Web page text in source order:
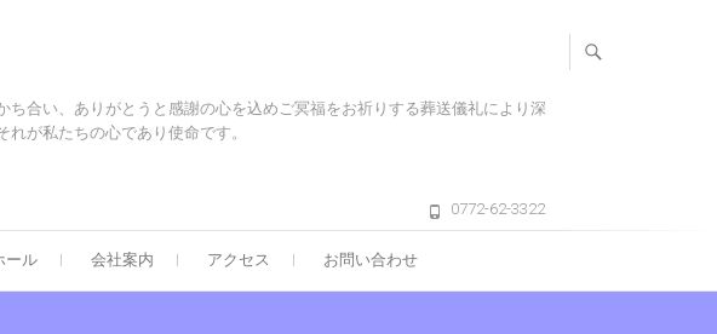
合い、ありがとうと感謝の心を込めご冥福をお祈りする葬送儀礼により深
が私たちの心であり使命です。
0772-62-3322
ール 会社案内 アクセス お問い合わせ